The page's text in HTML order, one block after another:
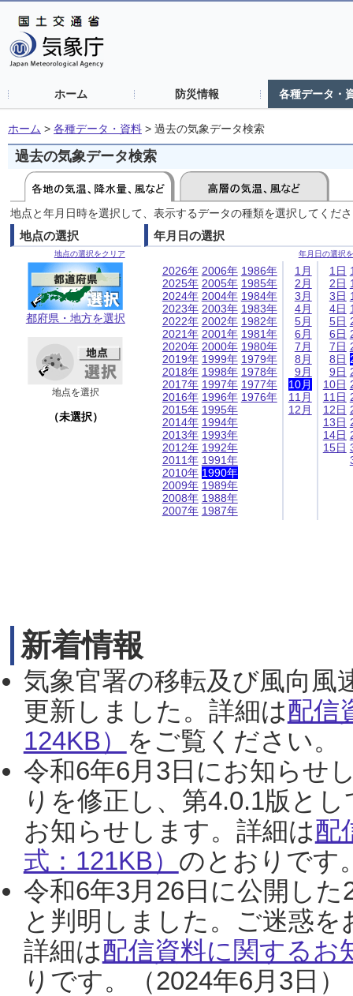
ホーム 防災情報 各種データ・
ホーム > 各種データ・資料 > 過去の気象データ検索
過去の気象データ検索
地点と年月日時を選択して、表示するデータの種類を選択してくだ
地点の選択
地点の選択をクリア
都府県・地方を選択
地点を選択
（未選択）
年月日の選択
年月日の選択
2026年
2025年
2024年
2023年
2022年
2021年
2020年
2019年
2018年
2017年
2016年
2015年
2014年
2013年
2012年
2011年
2010年
2009年
2008年
2007年
2006年
2005年
2004年
2003年
2002年
2001年
2000年
1999年
1998年
1997年
1996年
1995年
1994年
1993年
1992年
1991年
1990年
1989年
1988年
1987年
1986年
1985年
1984年
1983年
1982年
1981年
1980年
1979年
1978年
1977年
1976年
1月
2月
3月
4月
5月
6月
7月
8月
9月
10月
11月
12月
1日
2日
3日
4日
5日
6日
7日
8日
9日
10日
11日
12日
13日
14日
15日
新着情報
気象官署の移転及び風向風
更新しました。詳細は配信
124KB） をご覧ください。
令和6年6月3日にお知らせ
りを修正し、第4.0.1版と
お知らせします。詳細は配
式：121KB） のとおりです
令和6年3月26日に公開し
と判明しました。ご迷惑
詳細は配信資料に関するお
りです。（2024年6月3日）